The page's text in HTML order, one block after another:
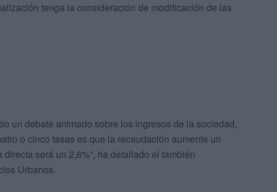
tenga la consideración de modificación de las
un debate animado sobre los ingresos de la sociedad,
o cinco tasas es que la recaudación aumente un
será un 2,6%”, ha detallado el también
Urbanos.